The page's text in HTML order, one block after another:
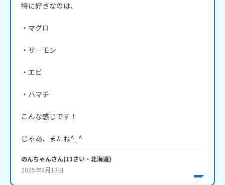
特に好きなのは、
・マグロ
・サーモン
・エビ
・ハマチ
こんな感じです！
じゃあ、またね^_^
のんちゃんさん(11さい・ 北海道)
2025年9月13日